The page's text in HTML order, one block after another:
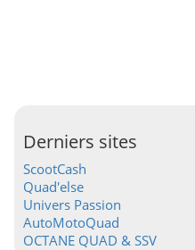
Derniers sites
ScootCash
Quad'else
Univers Passion
AutoMotoQuad
OCTANE QUAD & SSV